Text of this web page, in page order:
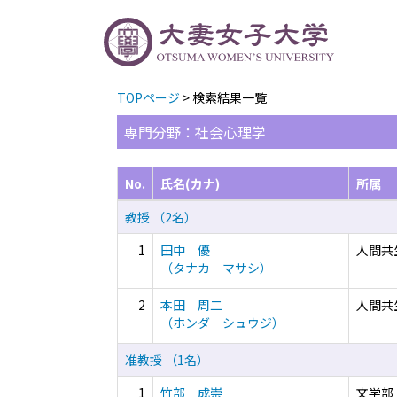
TOPページ > 検索結果一覧
専門分野：社会心理学
No. 氏名(カナ) 所属
教授 （2名）
1
田中 優
（タナカ マサシ）
人間共
2
本田 周二
（ホンダ シュウジ）
人間共
准教授 （1名）
1
竹部 成崇
文学部